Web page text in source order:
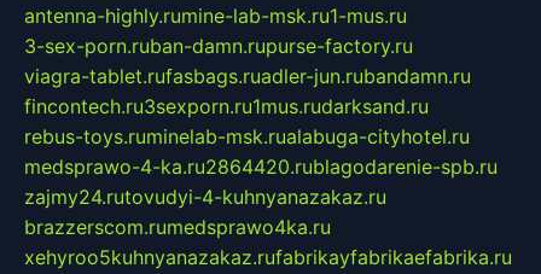
antenna-highly.rumine-lab-msk.ru1-mus.ru
3-sex-porn.ruban-damn.rupurse-factory.ru
viagra-tablet.rufasbags.ruadler-jun.rubandamn.ru
fincontech.ru3sexporn.ru1mus.rudarksand.ru
rebus-toys.ruminelab-msk.rualabuga-cityhotel.ru
medsprawo-4-ka.ru2864420.rublagodarenie-spb.ru
zajmy24.rutovudyi-4-kuhnyanazakaz.ru
brazzerscom.rumedsprawo4ka.ru
xehyroo5kuhnyanazakaz.rufabrikayfabrikaefabrika.ru